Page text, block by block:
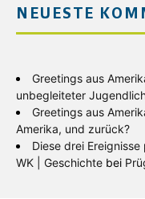
NEUESTE
Greetings aus
unbegleiteter
Greetings aus
Amerika, und zurück?
Diese drei
WK | Geschichte bei